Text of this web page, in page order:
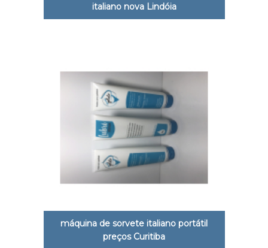
italiano nova Lindóia
máquina de sorvete italiano portátil
preços Curitiba